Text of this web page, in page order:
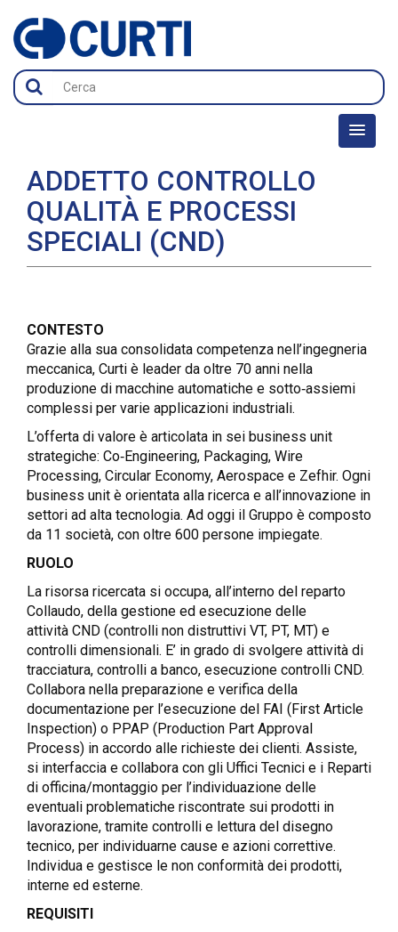
ADDETTO CONTROLLO
QUALITÀ E PROCESSI
SPECIALI (CND)
CONTESTO
Grazie alla sua consolidata competenza nell’ingegneria
meccanica, Curti è leader da oltre 70 anni nella
produzione di macchine automatiche e sotto‑assiemi
complessi per varie applicazioni industriali.
L’offerta di valore è articolata in sei business unit
strategiche: Co‑Engineering, Packaging, Wire
Processing, Circular Economy, Aerospace e Zefhir. Ogni
business unit è orientata alla ricerca e all’innovazione in
settori ad alta tecnologia. Ad oggi il Gruppo è composto
da 11 società, con oltre 600 persone impiegate.
RUOLO
La risorsa ricercata si occupa, all’interno del reparto
Collaudo, della gestione ed esecuzione delle
attività CND (controlli non distruttivi VT, PT, MT) e
controlli dimensionali. E’ in grado di svolgere attività di
tracciatura, controlli a banco, esecuzione controlli CND.
Collabora nella preparazione e verifica della
documentazione per l’esecuzione del FAI (First Article
Inspection) o PPAP (Production Part Approval
Process) in accordo alle richieste dei clienti. Assiste,
si interfaccia e collabora con gli Uffici Tecnici e i Reparti
di officina/montaggio per l’individuazione delle
eventuali problematiche riscontrate sui prodotti in
lavorazione, tramite controlli e lettura del disegno
tecnico, per individuarne cause e azioni correttive.
Individua e gestisce le non conformità dei prodotti,
interne ed esterne.
REQUISITI